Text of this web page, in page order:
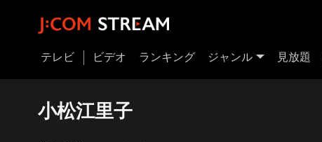
テレビ ビデオ ランキング ジャンル 見放題
小松江里子